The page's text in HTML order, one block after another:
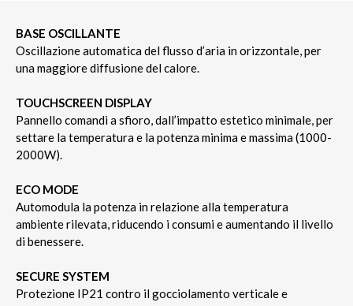
BASE OSCILLANTE
Oscillazione automatica del flusso d’aria in orizzontale, per
una maggiore diffusione del calore.
TOUCHSCREEN DISPLAY
Pannello comandi a sfioro, dall’impatto estetico minimale, per
settare la temperatura e la potenza minima e massima (1000-
2000W).
ECO MODE
Automodula la potenza in relazione alla temperatura
ambiente rilevata, riducendo i consumi e aumentando il livello
di benessere.
SECURE SYSTEM
Protezione IP21 contro il gocciolamento verticale e